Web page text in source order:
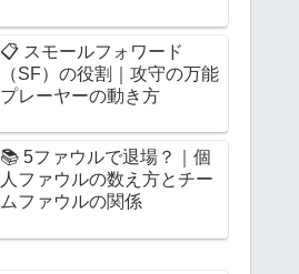
📋 スモールフォワード
（SF）の役割｜攻守の万能
プレーヤーの動き方
📚 5ファウルで退場？｜個
人ファウルの数え方とチー
ムファウルの関係